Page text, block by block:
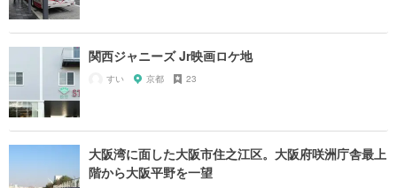
関西ジャニーズ Jr映画ロケ地
すい 京都 23
大阪湾に面した大阪市住之江区。大阪府咲洲庁舎最上
階から大阪平野を一望